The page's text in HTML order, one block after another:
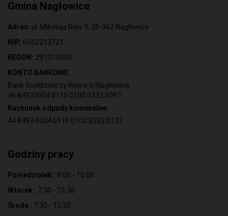
Gmina Nagłowice
Adres: ul. Mikołaja Reja 9, 28-362 Nagłowice
NIP: 6562213721
REGON: 291010398
KONTO BANKOWE:
Bank Spółdzielczy Kielce o/Nagłowice
46 84930004 0110 0100 0332 0097
Rachunek odpady komunalne:
44 8493 0004 0110 0100 0332 0133
Godziny pracy
Poniedziałek : 8:00 - 16:00
Wtorek : 7:30 - 15:30
Środa : 7:30 - 15:30